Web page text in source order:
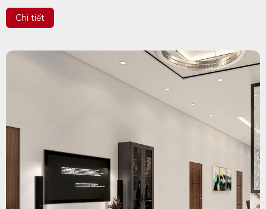
được dựng xây với ý tưởng ban đầu về một không
gian tích hợp với nhiều công năng, từ...
Chi tiết